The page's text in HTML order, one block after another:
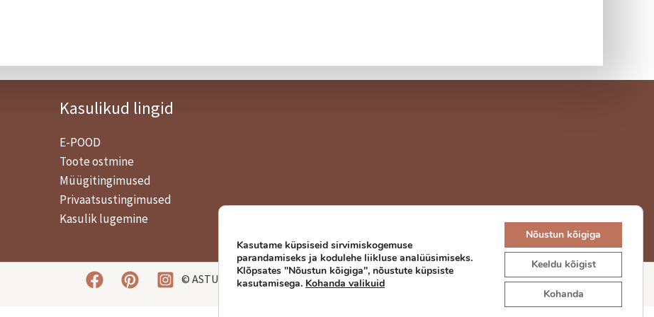
Kasulikud lingid
E-POOD
Toote ostmine
Müügitingimused
Privaatsustingimused
Kasulik lugemine
© ASTU AEDA
Kasutame küpsiseid sirvimiskogemuse
parandamiseks ja kodulehe liikluse analüüsimiseks.
Klõpsates "Nõustun kõigiga", nõustute küpsiste
kasutamisega. Kohanda valikuid
Nõustun kõigiga
Keeldu kõigist
Kohanda